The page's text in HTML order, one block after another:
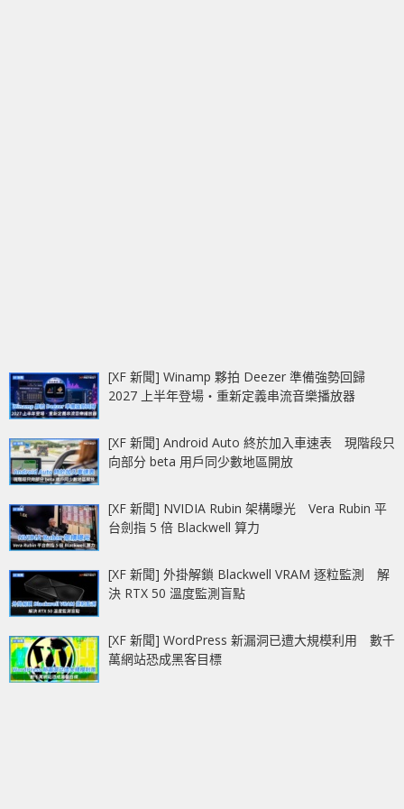
[XF 新聞] Winamp 夥拍 Deezer 準備強勢回歸
2027 上半年登場‧重新定義串流音樂播放器
[XF 新聞] Android Auto 終於加入車速表 現階段只
向部分 beta 用戶同少數地區開放
[XF 新聞] NVIDIA Rubin 架構曝光 Vera Rubin 平
台劍指 5 倍 Blackwell 算力
[XF 新聞] 外掛解鎖 Blackwell VRAM 逐粒監測 解
決 RTX 50 溫度監測盲點
[XF 新聞] WordPress 新漏洞已遭大規模利用 數千
萬網站恐成黑客目標